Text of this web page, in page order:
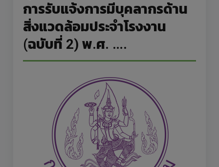
การรับแจ้งการมีบุคลากรด้าน
สิ่งแวดล้อมประจำโรงงาน
(ฉบับที่ 2) พ.ศ. ….